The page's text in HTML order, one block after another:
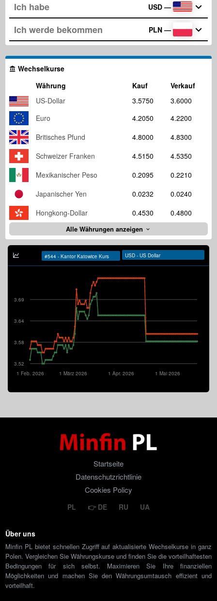
USD —
PLN —
Wechselkurse
Währung
Kauf
Verkauf
US-Dollar
3.5750
3.6000
Euro
4.2050
4.2200
Britisches Pfund
4.8000
4.8300
Schweizer Franken
4.5150
4.5350
Mexikanischer Peso
0.2095
0.2210
Japanischer Yen
0.0232
0.0240
Hongkong-Dollar
0.4530 0.4800
Alle Währungen anzeigen
3.52
3.58
3.64
3.69
1 Mai 2026
1 Apr. 2026
1 März 2026
1 Feb. 2026
Startseite
Datenschutzrichtlinie
Cookies Policy
PL DE RU UA
Über uns
Minfin PL bietet schnellen Zugriff auf aktualisierte Wechselkurse in ganz
Polen. Vergleichen Sie Währungskurse und finden Sie die vorteilhaftesten
Bedingungen für sich selbst. Maximieren Sie Ihre finanziellen
Möglichkeiten und machen Sie den Währungsumtausch effizient und
vorteilhaft.